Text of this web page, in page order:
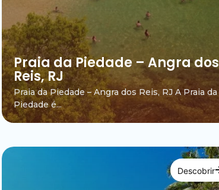
Praia da Piedade – Angra dos
Reis, RJ
Praia da Piedade – Angra dos Reis, RJ A Praia da
Piedade é...
Descobrir